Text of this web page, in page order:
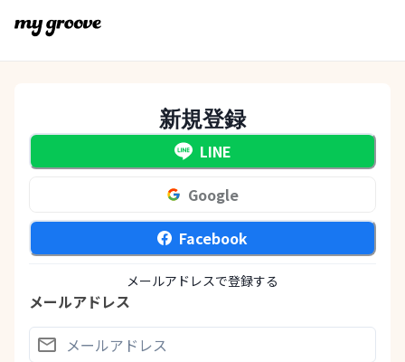
新規登録
LINE
Google
Facebook
メールアドレスで登録する
メールアドレス